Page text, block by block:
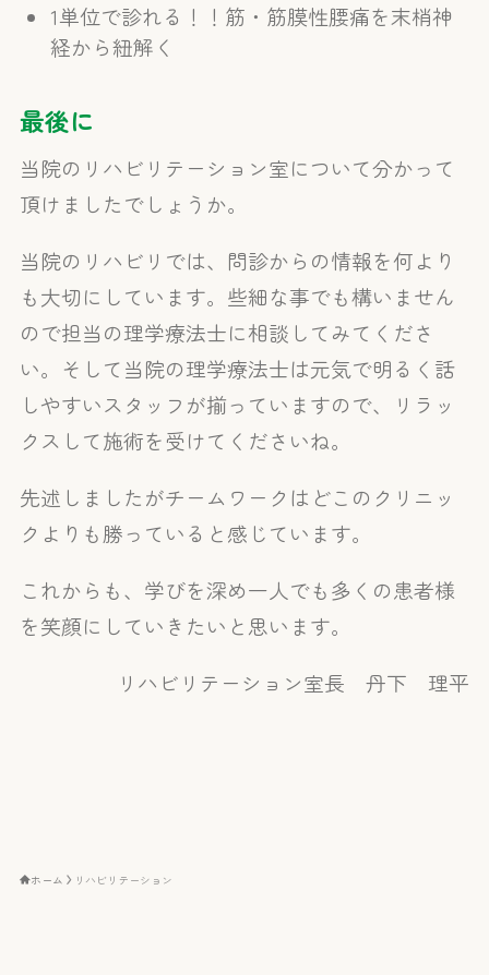
1単位で診れる！！筋・筋膜性腰痛を末梢神
経から紐解く
最後に
当院のリハビリテーション室について分かって
頂けましたでしょうか。
当院のリハビリでは、問診からの情報を何より
も大切にしています。些細な事でも構いません
ので担当の理学療法士に相談してみてくださ
い。そして当院の理学療法士は元気で明るく話
しやすいスタッフが揃っていますので、リラッ
クスして施術を受けてくださいね。
先述しましたがチームワークはどこのクリニッ
クよりも勝っていると感じています。
これからも、学びを深め一人でも多くの患者様
を笑顔にしていきたいと思います。
リハビリテーション室長 丹下 理平
ホーム リハビリテーション